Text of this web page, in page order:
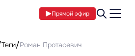
Прямой эфир
Теги Роман Протасевич